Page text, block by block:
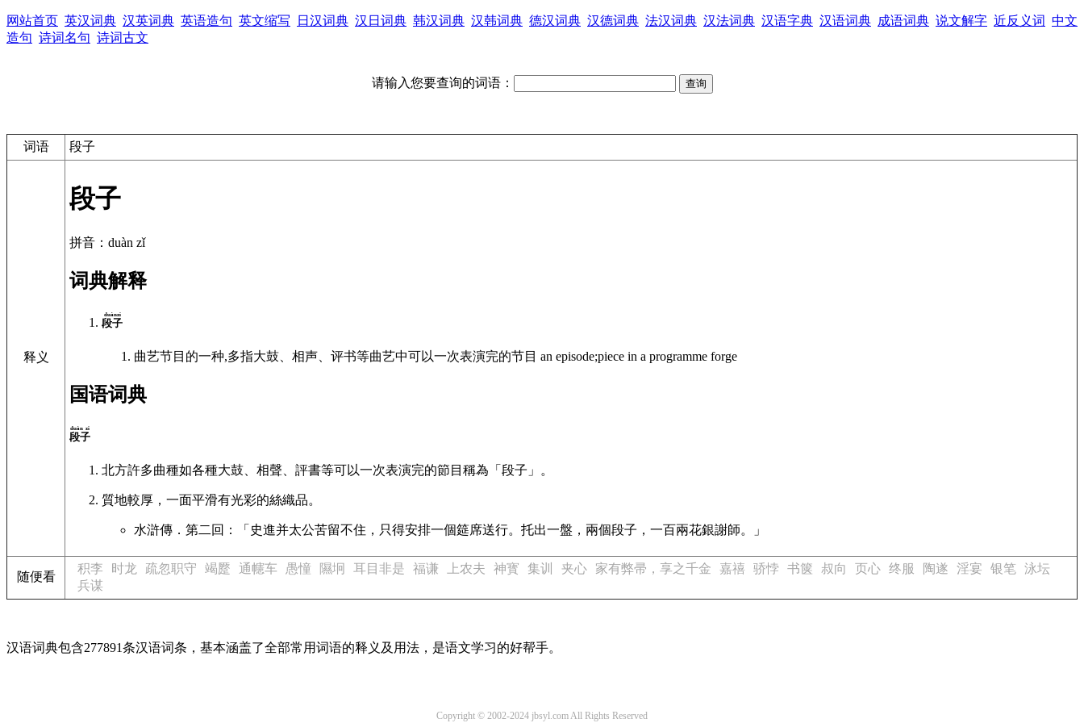
网站首页 英汉词典 汉英词典 英语造句 英文缩写 日汉词典 汉日词典 韩汉词典 汉韩词典 德汉词典 汉德词典 法汉词典 汉法词典 汉语字典 汉语词典 成语词典 说文解字 近反义词 中文
造句 诗词名句 诗词古文
请输入您要查询的词语：
词语 段子
释义
段子
拼音：duàn zǐ
词典解释
段子
duànzi
曲艺节目的一种,多指大鼓、相声、评书等曲艺中可以一次表演完的节目 an episode;piece in a programme forge
国语词典
段子
duàn zi
北方許多曲種如各種大鼓、相聲、評書等可以一次表演完的節目稱為「段子」。
質地較厚，一面平滑有光彩的絲織品。
水滸傳．第二回：「史進并太公苦留不住，只得安排一個筵席送行。托出一盤，兩個段子，一百兩花銀謝師。」
随便看
积李 时龙 疏忽职守 竭蹷 通幰车 愚憧 隰坰 耳目非是 福谦 上农夫 神寳 集训 夹心 家有弊帚，享之千金 嘉禧 骄悖 书箧 叔向 页心 终服 陶遂 淫宴 银笔
泳坛
兵谋
汉语词典包含277891条汉语词条，基本涵盖了全部常用词语的释义及用法，是语文学习的好帮手。
Copyright © 2002-2024 jbsyl.com All Rights Reserved